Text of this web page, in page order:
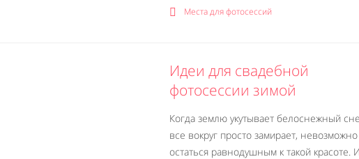
Места для фотосессий
Идеи для свадебной
фотосессии зимой
Когда землю укутывает белоснежный
все вокруг просто замирает, невозможно
остаться равнодушным к такой красоте.